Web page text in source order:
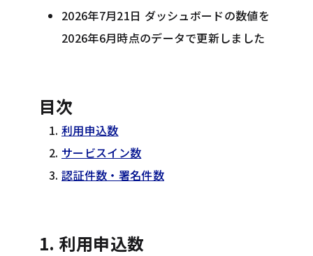
2026年7月21日 ダッシュボードの数値を
2026年6月時点のデータで更新しました
目次
利用申込数
サービスイン数
認証件数・署名件数
1. 利用申込数